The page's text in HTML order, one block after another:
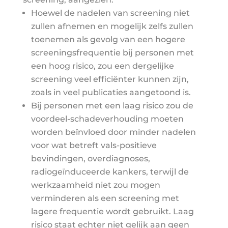
Hoewel de nadelen van screening niet
zullen afnemen en mogelijk zelfs zullen
toenemen als gevolg van een hogere
screeningsfrequentie bij personen met
een hoog risico, zou een dergelijke
screening veel efficiënter kunnen zijn,
zoals in veel publicaties aangetoond is.
Bij personen met een laag risico zou de
voordeel-schadeverhouding moeten
worden beïnvloed door minder nadelen
voor wat betreft vals-positieve
bevindingen, overdiagnoses,
radiogeïnduceerde kankers, terwijl de
werkzaamheid niet zou mogen
verminderen als een screening met
lagere frequentie wordt gebruikt. Laag
risico staat echter niet gelijk aan geen